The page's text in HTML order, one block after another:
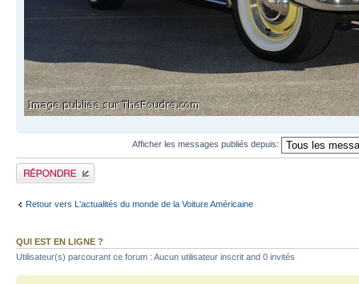
Afficher les messages publiés depuis:
Publier une réponse
Retour vers L'actualités du monde de la Voiture Américaine
QUI EST EN LIGNE ?
Utilisateur(s) parcourant ce forum : Aucun utilisateur inscrit and 0 invités